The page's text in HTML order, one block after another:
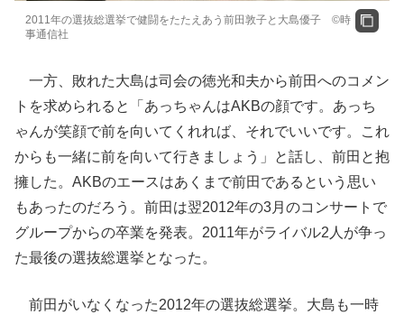
2011年の選抜総選挙で健闘をたたえあう前田敦子と大島優子 ©時
事通信社
一方、敗れた大島は司会の徳光和夫から前田へのコメン
トを求められると「あっちゃんはAKBの顔です。あっち
ゃんが笑顔で前を向いてくれれば、それでいいです。これ
からも一緒に前を向いて行きましょう」と話し、前田と抱
擁した。AKBのエースはあくまで前田であるという思い
もあったのだろう。前田は翌2012年の3月のコンサートで
グループからの卒業を発表。2011年がライバル2人が争っ
た最後の選抜総選挙となった。
前田がいなくなった2012年の選抜総選挙。大島も一時